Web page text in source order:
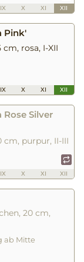
IX X XI XII
Pink'
rosa, I-XII
IX X XI XII
Silver
cm, purpur, II-III
IX X XI XII
20 cm,
ab Mitte